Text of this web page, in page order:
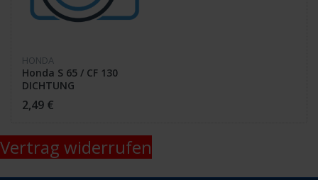
HONDA
Honda S 65 / CF 130
DICHTUNG
KUPPL.VERKLEID. 11655-
035-000 /
2,49 €
Vertrag widerrufen